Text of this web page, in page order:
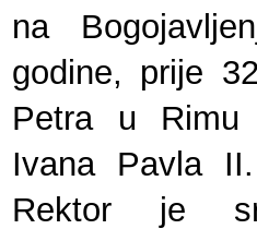
na
godine, prije
Petra u
Ivana Pavla
Rektor je